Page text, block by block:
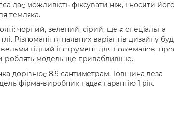
дає можливість фіксувати ніж, і носити
темляка.
чорний, зелений, сірий, ще є спеціальна
Різноманіття наявних варіантів дизайну
гідний інструмент для ножеманов,
роблять модель ще привабливіше.
дорівнює 8,9 сантиметрам, Товщина леза
фірма-виробник надає гарантію 1 рік.